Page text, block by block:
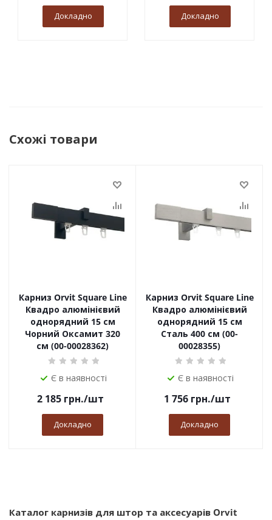
Докладно Докладно
Схожі товари
Карниз Orvit Square Line
Квадро алюмінієвий
однорядний 15 см
Чорний Оксамит 320
см (00-00028362)
Є в наявності
2 185 грн./шт
Докладно
Карниз Orvit Square Line
Квадро алюмінієвий
однорядний 15 см
Сталь 400 см (00-
00028355)
Є в наявності
1 756 грн./шт
Докладно
Каталог карнизів для штор та аксесуарів Orvit